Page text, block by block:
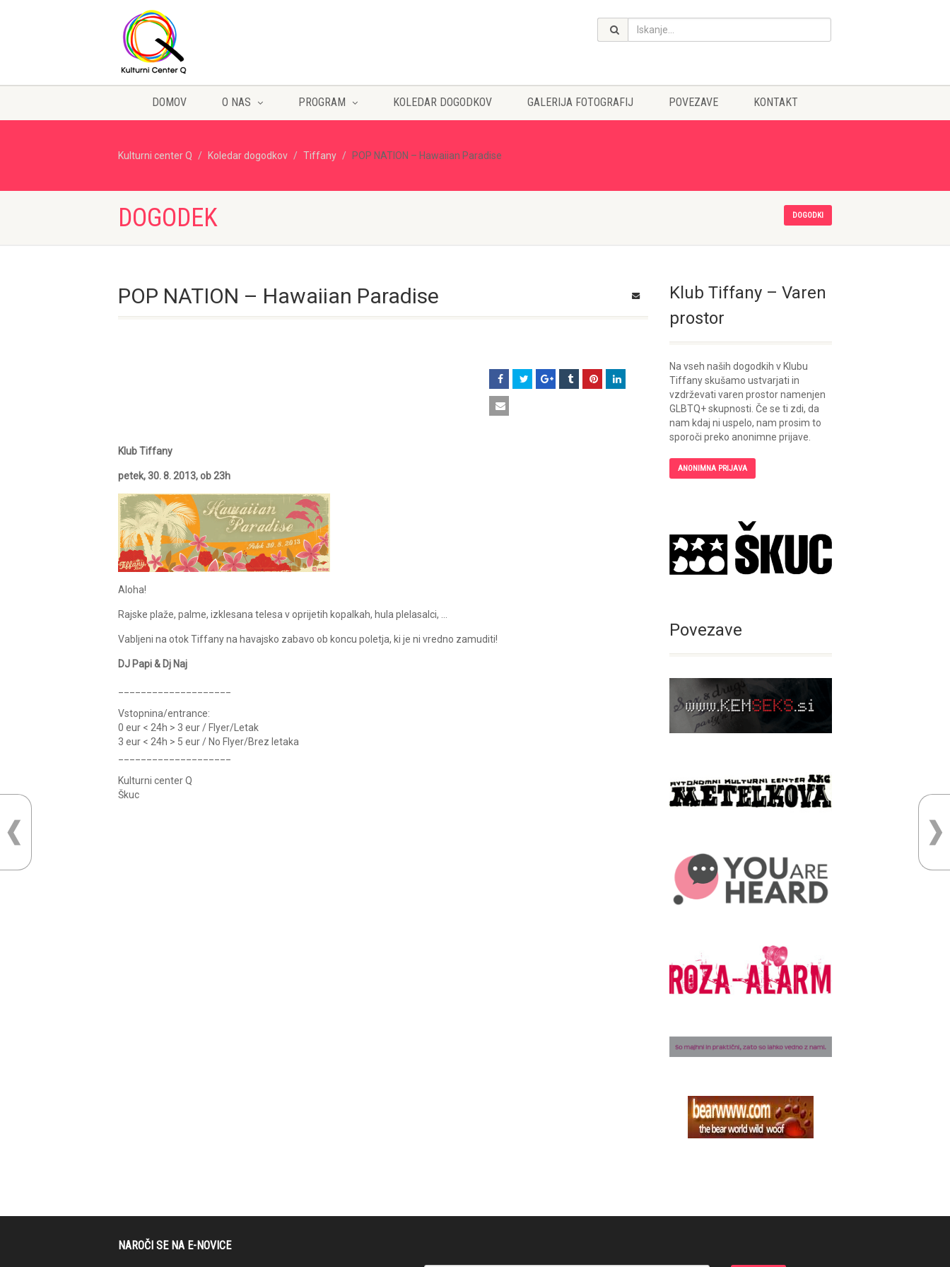
DOMOV O NAS PROGRAM KOLEDAR DOGODKOV GALERIJA FOTOGRAFIJ POVEZAVE KONTAKT
Kulturni center Q Koledar dogodkov Tiffany POP NATION – Hawaiian Paradise
DOGODEK DOGODKI
POP NATION – Hawaiian Paradise
Klub Tiffany
petek, 30. 8. 2013, ob 23h
Aloha!
Rajske plaže, palme, izklesana telesa v oprijetih kopalkah, hula plelasalci, …
Vabljeni na otok Tiffany na havajsko zabavo ob koncu poletja, ki je ni vredno zamuditi!
DJ Papi & Dj Naj
Vstopnina/entrance:
0 eur < 24h > 3 eur / Flyer/Letak
3 eur < 24h > 5 eur / No Flyer/Brez letaka
Kulturni center Q
Škuc
Klub Tiffany – Varen
prostor
Na vseh naših dogodkih v Klubu
Tiffany skušamo ustvarjati in
vzdrževati varen prostor namenjen
GLBTQ+ skupnosti. Če se ti zdi, da
nam kdaj ni uspelo, nam prosim to
sporoči preko anonimne prijave.
ANONIMNA PRIJAVA
Povezave
NAROČI SE NA E-NOVICE